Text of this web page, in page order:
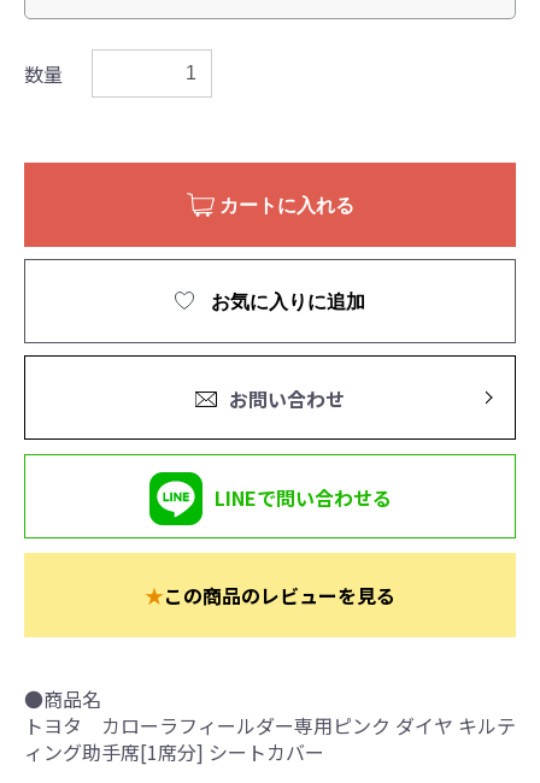
数量
カートに入れる
お気に入りに追加
お問い合わせ
LINEで問い合わせる
★この商品のレビューを見る
●商品名
トヨタ カローラフィールダー専用ピンク ダイヤ キルテ
ィング助手席[1席分] シートカバー